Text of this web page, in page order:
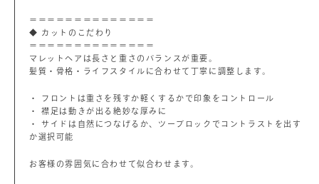
＝＝＝＝＝＝＝＝＝＝＝＝＝＝
◆ カットのこだわり
＝＝＝＝＝＝＝＝＝＝＝＝＝＝
マレットヘアは長さと重さのバランスが重要。
髪質・骨格・ライフスタイルに合わせて丁寧に調整します。
・ フロントは重さを残すか軽くするかで印象をコントロール
・ 襟足は動きが出る絶妙な厚みに
・ サイドは自然につなげるか、ツーブロックでコントラストを出す
か選択可能
お客様の雰囲気に合わせて似合わせます。